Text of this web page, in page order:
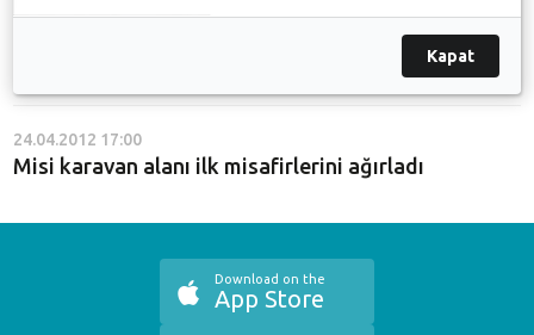
Karavan turizmine Bursa'nın adını Nilüfer yazdırdı
24.04.2012 17:00
Misi karavan alanı ilk misafirlerini ağırladı
Download on the
App Store
Kapat